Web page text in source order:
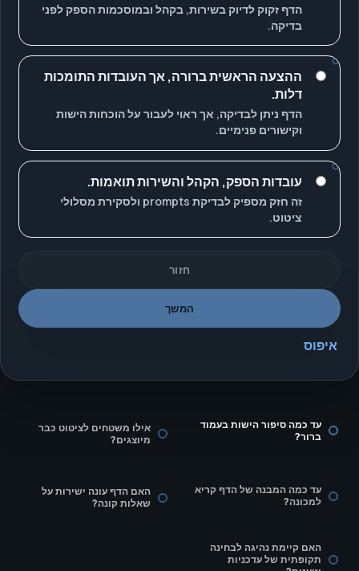
הדף זקוק לדיוק בשירות, בקהל ובמוסכמות הספק לפני
בדיקה.
ההצעה הראשית ברורה, אך העובדות התומכות
דלות.
הדף ניתן לבדיקה, אך ראוי לעבור על הוכחות הישות
וקישורים פנימיים.
עובדות הספק, הקהל והשירות תואמות.
זה חזק מספיק לבדיקת prompts ולסקירת מסלולי
ציטוט.
חזור
המשך
איפוס
עד כמה סיפור הישות בעמוד
ברור?
אילו משטחים לציטוט כבר
מיוצגים?
עד כמה המבנה של הדף קריא
למכונה?
האם הדף עונה ישירות על
שאלות קונה?
האם קיימת נהיגה לבחינה
תקופתית של עדכניות